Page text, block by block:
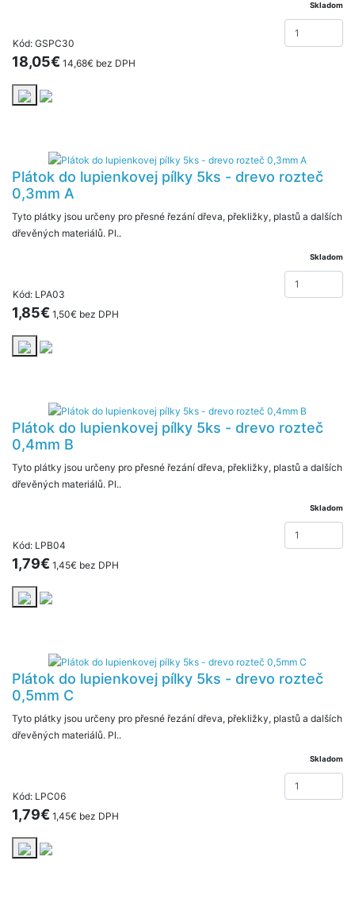
Kód: GSPC30
Skladom
18,05€ 14,68€ bez DPH
Plátok do lupienkovej pílky 5ks - drevo rozteč
0,3mm A
Tyto plátky jsou určeny pro přesné řezání dřeva, překližky, plastů a dalších
dřevěných materiálů. Pl..
Kód: LPA03
Skladom
1,85€ 1,50€ bez DPH
Plátok do lupienkovej pílky 5ks - drevo rozteč
0,4mm B
Tyto plátky jsou určeny pro přesné řezání dřeva, překližky, plastů a dalších
dřevěných materiálů. Pl..
Kód: LPB04
Skladom
1,79€ 1,45€ bez DPH
Plátok do lupienkovej pílky 5ks - drevo rozteč
0,5mm C
Tyto plátky jsou určeny pro přesné řezání dřeva, překližky, plastů a dalších
dřevěných materiálů. Pl..
Kód: LPC06
Skladom
1,79€ 1,45€ bez DPH